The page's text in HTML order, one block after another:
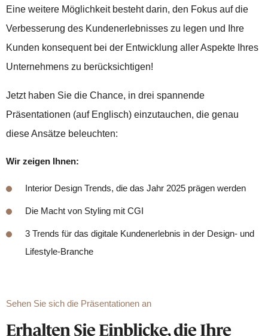
Eine weitere Möglichkeit besteht darin, den Fokus auf die
Verbesserung des Kundenerlebnisses zu legen und Ihre
Kunden konsequent bei der Entwicklung aller Aspekte Ihres
Unternehmens zu berücksichtigen!
Jetzt haben Sie die Chance, in drei spannende
Präsentationen (auf Englisch) einzutauchen, die genau
diese Ansätze beleuchten:
Wir zeigen Ihnen:
Interior Design Trends, die das Jahr 2025 prägen werden
Die Macht von Styling mit CGI
3 Trends für das digitale Kundenerlebnis in der Design- und
Lifestyle-Branche
Sehen Sie sich die Präsentationen an
Erhalten Sie Einblicke, die Ihre